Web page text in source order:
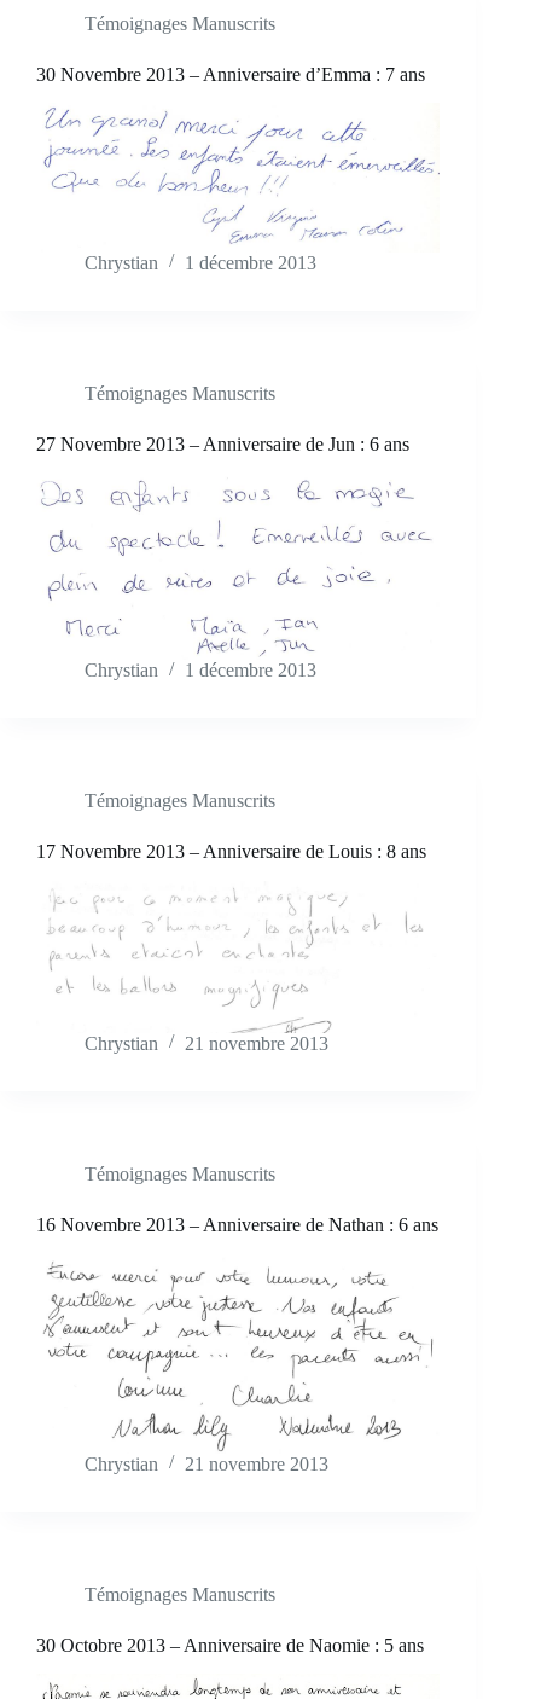
Témoignages Manuscrits
30 Novembre 2013 – Anniversaire d’Emma : 7 ans
Chrystian 1 décembre 2013
Témoignages Manuscrits
27 Novembre 2013 – Anniversaire de Jun : 6 ans
Chrystian 1 décembre 2013
Témoignages Manuscrits
17 Novembre 2013 – Anniversaire de Louis : 8 ans
Chrystian 21 novembre 2013
Témoignages Manuscrits
16 Novembre 2013 – Anniversaire de Nathan : 6 ans
Chrystian 21 novembre 2013
Témoignages Manuscrits
30 Octobre 2013 – Anniversaire de Naomie : 5 ans